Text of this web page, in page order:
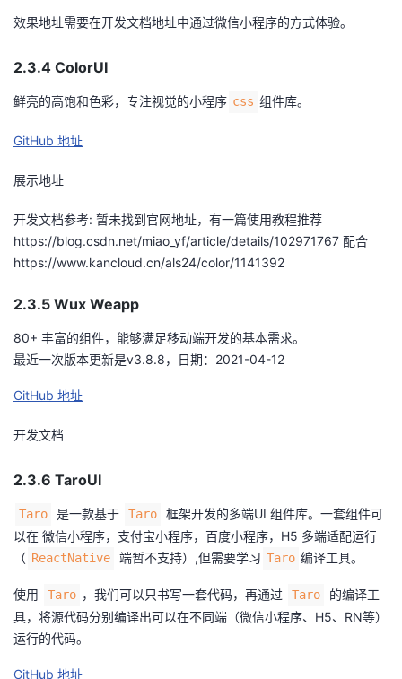
效果地址需要在开发文档地址中通过微信小程序的方式体验。
2.3.4 ColorUI
鲜亮的高饱和色彩，专注视觉的小程序 css 组件库。
GitHub 地址
展示地址
开发文档参考: 暂未找到官网地址，有一篇使用教程推荐
https://blog.csdn.net/miao_yf/article/details/102971767 配合
https://www.kancloud.cn/als24/color/1141392
2.3.5 Wux Weapp
80+ 丰富的组件，能够满足移动端开发的基本需求。
最近一次版本更新是v3.8.8，日期：2021-04-12
GitHub 地址
开发文档
2.3.6 TaroUI
Taro 是一款基于 Taro
框架开发的多端UI 组件库。一套组件可
以在 微信小程序，支付宝小程序，百度小程序，H5 多端适配运行
（ ReactNative 端暂不支持）,但需要学习 Taro 编译工具。
使用 Taro ，我们可以只书写一套代码，再通过 Taro
的编译工
具，将源代码分别编译出可以在不同端（微信小程序、H5、RN等）
运行的代码。
GitHub 地址